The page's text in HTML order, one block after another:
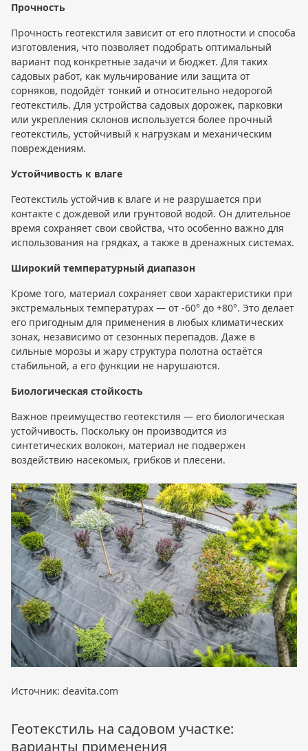
Прочность
Прочность геотекстиля зависит от его плотности и способа
изготовления, что позволяет подобрать оптимальный
вариант под конкретные задачи и бюджет. Для таких
садовых работ, как мульчирование или защита от
сорняков, подойдёт тонкий и относительно недорогой
геотекстиль. Для устройства садовых дорожек, парковки
или укрепления склонов используется более прочный
геотекстиль, устойчивый к нагрузкам и механическим
повреждениям.
Устойчивость к влаге
Геотекстиль устойчив к влаге и не разрушается при
контакте с дождевой или грунтовой водой. Он длительное
время сохраняет свои свойства, что особенно важно для
использования на грядках, а также в дренажных системах.
Широкий температурный диапазон
Кроме того, материал сохраняет свои характеристики при
экстремальных температурах — от -60° до +80°. Это делает
его пригодным для применения в любых климатических
зонах, независимо от сезонных перепадов. Даже в
сильные морозы и жару структура полотна остаётся
стабильной, а его функции не нарушаются.
Биологическая стойкость
Важное преимущество геотекстиля — его биологическая
устойчивость. Поскольку он производится из
синтетических волокон, материал не подвержен
воздействию насекомых, грибков и плесени.
Источник: deavita.com
Геотекстиль на садовом участке:
варианты применения